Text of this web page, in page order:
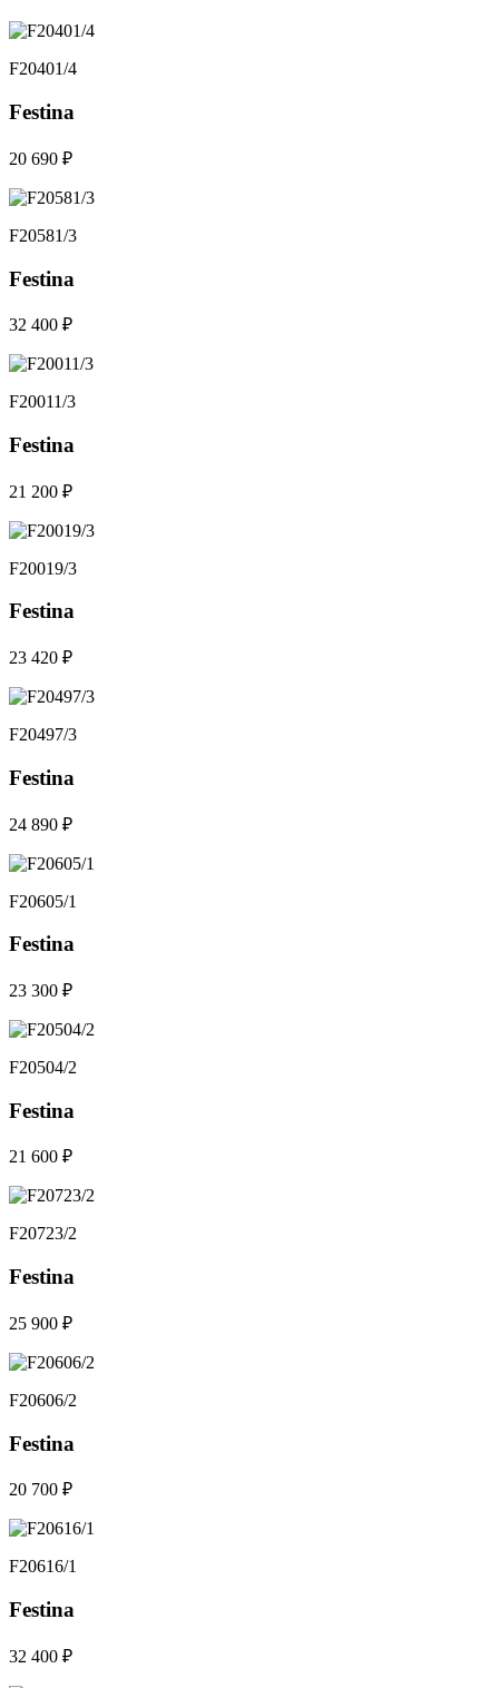
F20401/4
Festina
20 690 ₽
F20581/3
Festina
32 400 ₽
F20011/3
Festina
21 200 ₽
F20019/3
Festina
23 420 ₽
F20497/3
Festina
24 890 ₽
F20605/1
Festina
23 300 ₽
F20504/2
Festina
21 600 ₽
F20723/2
Festina
25 900 ₽
F20606/2
Festina
20 700 ₽
F20616/1
Festina
32 400 ₽